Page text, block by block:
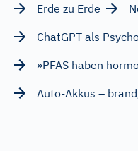
Erde zu Erde
ChatGPT als
»PFAS haben
Auto-Akkus –